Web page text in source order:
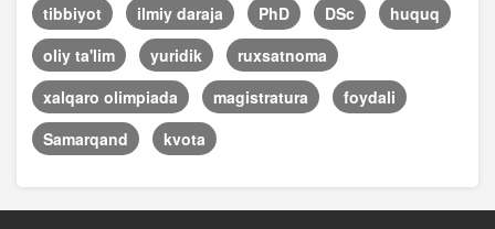
tibbiyot
ilmiy daraja PhD DSc
huquq
oliy ta'lim
yuridik
ruxsatnoma
xalqaro olimpiada
magistratura
foydali
Samarqand
kvota